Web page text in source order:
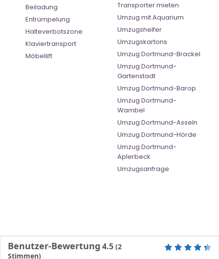
Beiladung
Entrümpelung
Halteverbotszone
Klaviertransport
Möbellift
Transporter mieten
Umzug mit Aquarium
Umzugshelfer
Umzugskartons
Umzug Dortmund-Brackel
Umzug Dortmund-
Gartenstadt
Umzug Dortmund-Barop
Umzug Dortmund-
Wambel
Umzug Dortmund-Asseln
Umzug Dortmund-Hörde
Umzug Dortmund-
Aplerbeck
Umzugsanfrage
Benutzer-Bewertung 4.5 (2
Stimmen)